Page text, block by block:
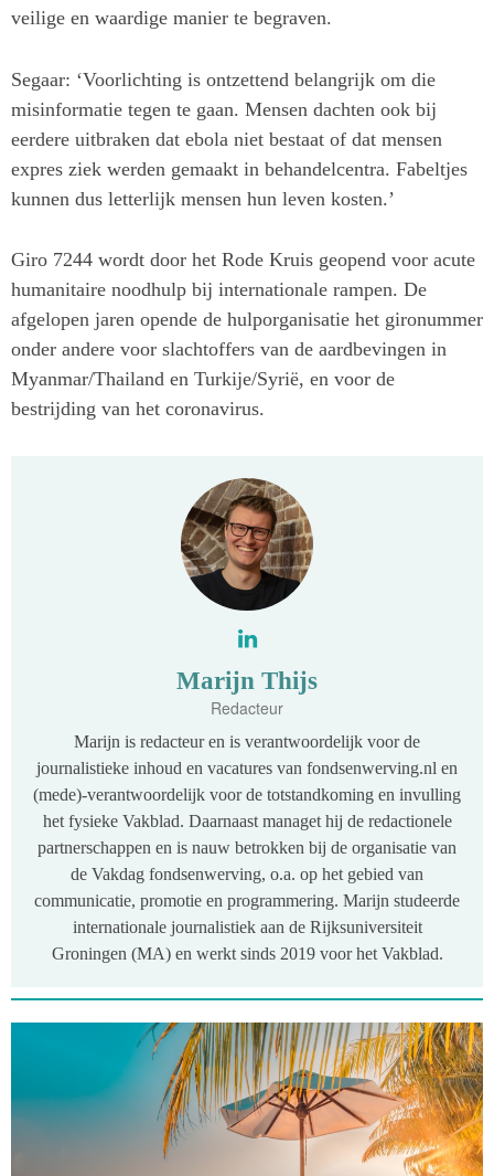
veilige en waardige manier te begraven.
Segaar: ‘Voorlichting is ontzettend belangrijk om die
misinformatie tegen te gaan. Mensen dachten ook bij
eerdere uitbraken dat ebola niet bestaat of dat mensen
expres ziek werden gemaakt in behandelcentra. Fabeltjes
kunnen dus letterlijk mensen hun leven kosten.’
Giro 7244 wordt door het Rode Kruis geopend voor acute
humanitaire noodhulp bij internationale rampen. De
afgelopen jaren opende de hulporganisatie het gironummer
onder andere voor slachtoffers van de aardbevingen in
Myanmar/Thailand en Turkije/Syrië, en voor de
bestrijding van het coronavirus.
Marijn Thijs
Redacteur
Marijn is redacteur en is verantwoordelijk voor de
journalistieke inhoud en vacatures van fondsenwerving.nl en
(mede)-verantwoordelijk voor de totstandkoming en invulling
het fysieke Vakblad. Daarnaast managet hij de redactionele
partnerschappen en is nauw betrokken bij de organisatie van
de Vakdag fondsenwerving, o.a. op het gebied van
communicatie, promotie en programmering. Marijn studeerde
internationale journalistiek aan de Rijksuniversiteit
Groningen (MA) en werkt sinds 2019 voor het Vakblad.